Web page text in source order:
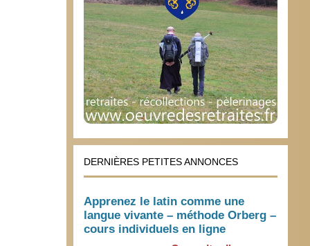
DERNIÈRES PETITES ANNONCES
Apprenez le latin comme une
langue vivante – méthode Orberg –
cours individuels en ligne